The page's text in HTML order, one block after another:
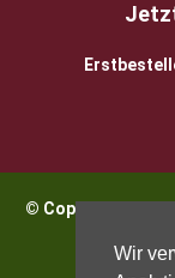
Wir
© Copyright 2026